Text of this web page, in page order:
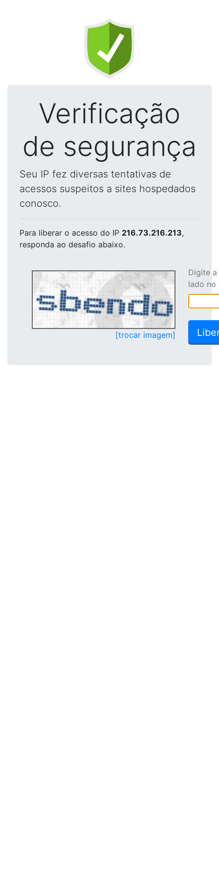
Verificação
de segurança
Seu IP fez diversas tentativas de
acessos suspeitos a sites hospedados
conosco.
Para liberar o acesso do IP 216.73.216.213,
responda ao desafio abaixo.
[trocar imagem]
Digite
lado no